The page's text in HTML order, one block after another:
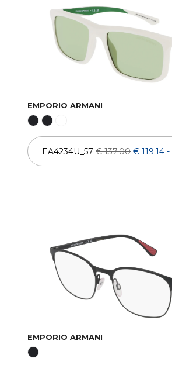
EMPORIO ARMANI
EA4234U_57€ 137.00 € 119.14 -
EMPORIO ARMANI